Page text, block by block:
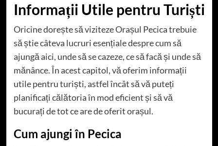
Informații Utile pentru Turiști
Oricine dorește să viziteze Orașul Pecica trebuie
să știe câteva lucruri esențiale despre cum să
ajungă aici, unde să se cazeze, ce să facă și unde să
mănânce. În acest capitol, vă oferim informații
utile pentru turiști, astfel încât să vă puteți
planificați călătoria în mod eficient și să vă
bucurați de tot ce are de oferit orașul.
Cum ajungi în Pecica